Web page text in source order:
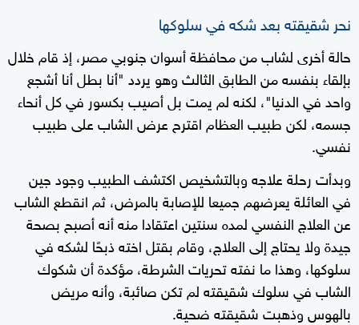
نحر شقيقته بعد شكه في سلوكها
حالة أخرى لشاب من محافظة أسوان جنوبي مصر، إذ قام خلال
بإلقاء بنفسه من الطابق الثالث وهو يردد "أنا بطل أنا أشجع
واحد في الدنيا"، لكنه لم يمت بل أصيب بكسور في كل أنحاء
جسمه، لكن طبيب العظام اقترح عرض الشاب على طبيب
نفسي.
وبدأت رحلة علاجه وبالتشخيص اكتشف الطبيب وجود جين
في العائلة يعرضهم جميعا للإصابة بالمرض، ثم انقطع الشاب
عن العلاج النفسي لمده سنتين اعتقادا منه أنه أصبح بصحة
جيدة ولا يحتاج إلى العلاج، وقام بقتل اخته ذبحًا لشكه في
سلوكها، وهذا ما نفته تحريات الشرطة، مؤكدة أن شكوك
الشاب في سلوك شقيقته لم تكن صائبة، وأنه مريض
بالهوس وذهبت شقيقته ضحية.